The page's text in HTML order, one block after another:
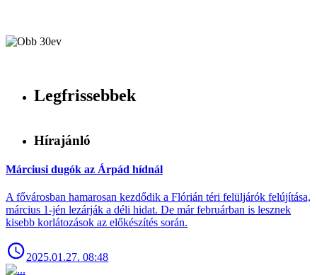
Legfrissebbek
Hírajánló
Márciusi dugók az Árpád hídnál
A fővárosban hamarosan kezdődik a Flórián téri felüljárók felújítása,
március 1-jén lezárják a déli hidat. De már februárban is lesznek
kisebb korlátozások az előkészítés során.
2025.01.27. 08:48